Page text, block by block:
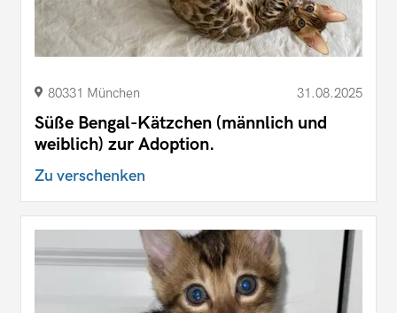
80331 München 31.08.2025
Süße Bengal-Kätzchen (männlich und
weiblich) zur Adoption.
Zu verschenken